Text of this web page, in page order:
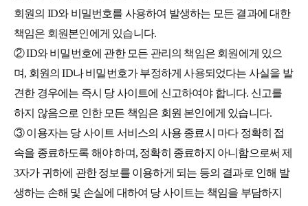
회원의 ID와 비밀번호를 사용하여 발생하는 모든 결과에 대한
책임은 회원본인에게 있습니다.
② ID와 비밀번호에 관한 모든 관리의 책임은 회원에게 있으
며, 회원의 ID나 비밀번호가 부정하게 사용되었다는 사실을 발
견한 경우에는 즉시 당 사이트에 신고하여야 합니다. 신고를
하지 않음으로 인한 모든 책임은 회원 본인에게 있습니다.
③ 이용자는 당 사이트 서비스의 사용 종료시 마다 정확히 접
속을 종료하도록 해야 하며, 정확히 종료하지 아니함으로써 제
3자가 귀하에 관한 정보를 이용하게 되는 등의 결과로 인해 발
생하는 손해 및 손실에 대하여 당 사이트는 책임을 부담하지